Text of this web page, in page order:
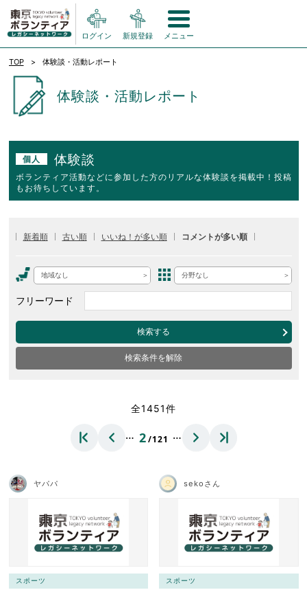
ログイン 新規登録 メニュー
TOP 体験談・活動レポート
体験談・活動レポート
個人 体験談
ボランティア活動などに参加した方のリアルな体験談を掲載中！投稿
もお待ちしています。
新着順 古い順 いいね！が多い順 コメントが多い順
地域なし 分野なし
フリーワード
検索する
検索条件を解除
全1451件
… 2/121 …
ヤパパ
スポーツ
sekoさん
スポーツ